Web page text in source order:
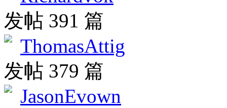
发帖 391 篇
ThomasAttig
发帖 379 篇
JasonEvown